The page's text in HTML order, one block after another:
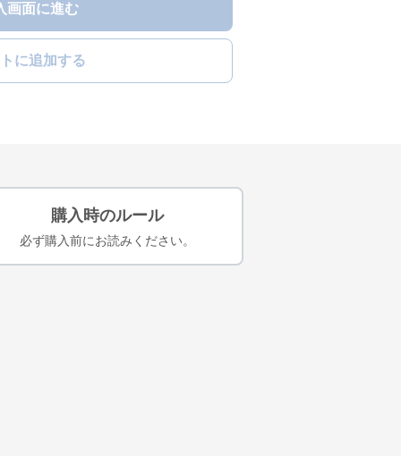
画面に進む
に追加する
購入時のルール
必ず購入前にお読みください。